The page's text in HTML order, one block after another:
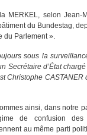
MERKEL, selon Jean-
du Bundestag,
du Parlement ».
sous la
Secrétaire d’État
Christophe
ainsi, dans notre
de confusion des
au même parti